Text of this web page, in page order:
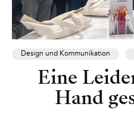
Design und Kommunikation
Eine
Hand